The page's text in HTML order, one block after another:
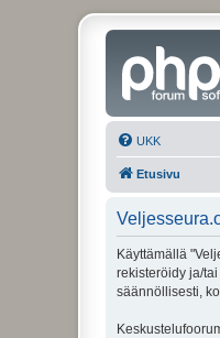
UKK
Etusivu
Käyttämällä
rekisteröidy ja/
säännöllisesti,